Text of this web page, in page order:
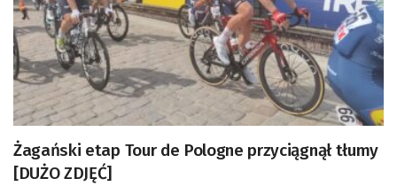
Żagański etap Tour de Pologne przyciągnął tłumy
[DUŻO ZDJĘĆ]